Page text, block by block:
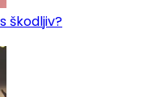
škodljiv?